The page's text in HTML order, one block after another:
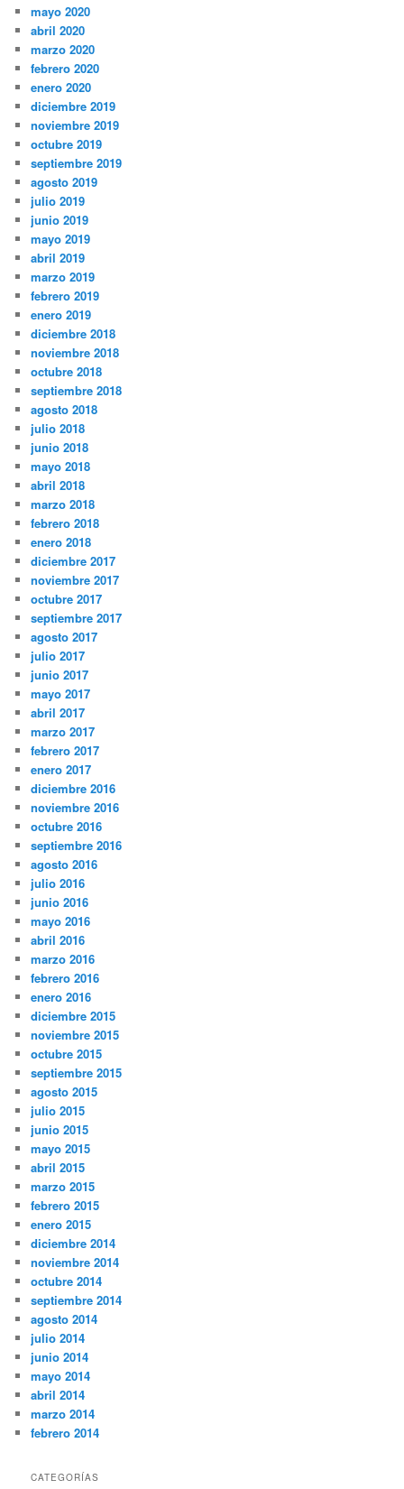
mayo 2020
abril 2020
marzo 2020
febrero 2020
enero 2020
diciembre 2019
noviembre 2019
octubre 2019
septiembre 2019
agosto 2019
julio 2019
junio 2019
mayo 2019
abril 2019
marzo 2019
febrero 2019
enero 2019
diciembre 2018
noviembre 2018
octubre 2018
septiembre 2018
agosto 2018
julio 2018
junio 2018
mayo 2018
abril 2018
marzo 2018
febrero 2018
enero 2018
diciembre 2017
noviembre 2017
octubre 2017
septiembre 2017
agosto 2017
julio 2017
junio 2017
mayo 2017
abril 2017
marzo 2017
febrero 2017
enero 2017
diciembre 2016
noviembre 2016
octubre 2016
septiembre 2016
agosto 2016
julio 2016
junio 2016
mayo 2016
abril 2016
marzo 2016
febrero 2016
enero 2016
diciembre 2015
noviembre 2015
octubre 2015
septiembre 2015
agosto 2015
julio 2015
junio 2015
mayo 2015
abril 2015
marzo 2015
febrero 2015
enero 2015
diciembre 2014
noviembre 2014
octubre 2014
septiembre 2014
agosto 2014
julio 2014
junio 2014
mayo 2014
abril 2014
marzo 2014
febrero 2014
CATEGORÍAS